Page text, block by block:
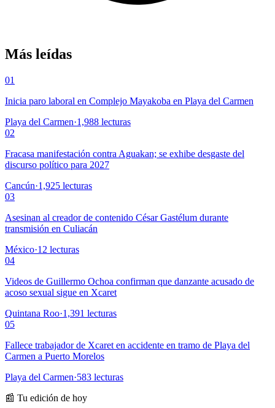
Más leídas
01
Inicia paro laboral en Complejo Mayakoba en Playa del Carmen
Playa del Carmen·1,988 lecturas
02
Fracasa manifestación contra Aguakan; se exhibe desgaste del
discurso político para 2027
Cancún·1,925 lecturas
03
Asesinan al creador de contenido César Gastélum durante
transmisión en Culiacán
México·12 lecturas
04
Videos de Guillermo Ochoa confirman que danzante acusado de
acoso sexual sigue en Xcaret
Quintana Roo·1,391 lecturas
05
Fallece trabajador de Xcaret en accidente en tramo de Playa del
Carmen a Puerto Morelos
Playa del Carmen·583 lecturas
📰 Tu edición de hoy